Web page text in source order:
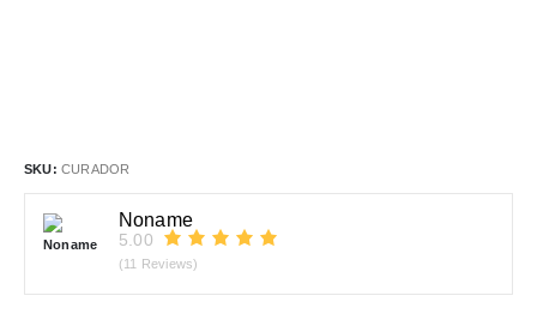
SKU: CURADOR
Noname
5.00
(11 Reviews)